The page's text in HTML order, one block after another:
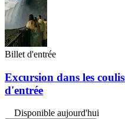
Billet d'entrée
Excursion dans les
d'entrée
Disponible aujourd'hui